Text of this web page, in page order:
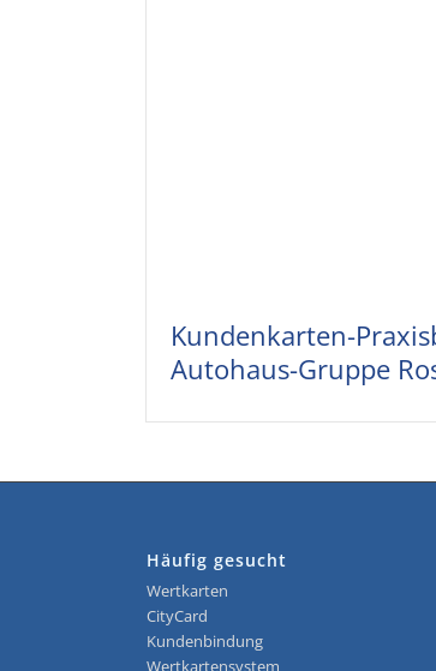
Kundenkarten-
Autohaus-Gruppe
Häufig gesucht
Wertkarten
CityCard
Kundenbindung
Wertkartensystem